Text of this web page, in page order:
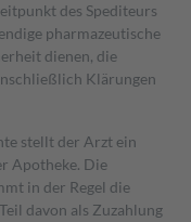
des Spediteurs
pharmazeutische
dienen, die
Klärungen
stellt der Arzt ein
Apotheke. Die
in der Regel die
davon als Zuzahlung